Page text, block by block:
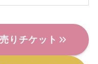
りチケット